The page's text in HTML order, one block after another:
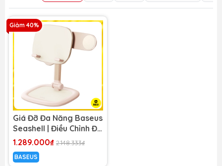
Giảm 40%
Giá Đỡ Đa Năng Baseus
Seashell | Điều Chỉnh Độ
Cao, Chắc Chắn Cho
1.289.000₫ 2.148.333₫
BASEUS